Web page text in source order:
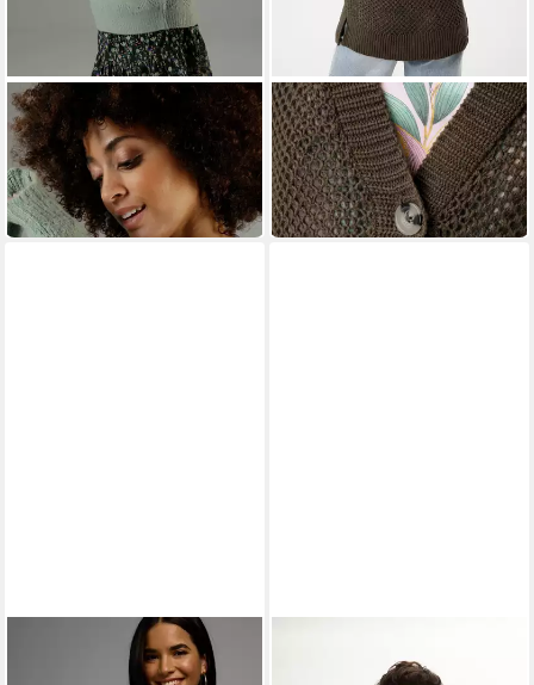
ANISTON CASUAL
Strickjacke mit
Ajourstrickmuster
42,99 € UVP49,99 €
-14%
ANISTON CASUAL
Strickjacke mit trendigem
Lochstrick-Muster
ab 12,81 € UVP49,99 €
-74%